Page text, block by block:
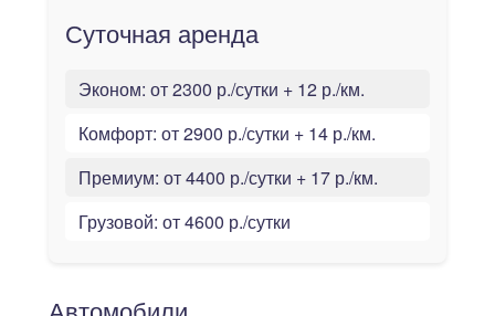
Суточная аренда
Эконом: от 2300 р./сутки + 12 р./км.
Комфорт: от 2900 р./сутки + 14 р./км.
Премиум: от 4400 р./сутки + 17 р./км.
Грузовой: от 4600 р./сутки